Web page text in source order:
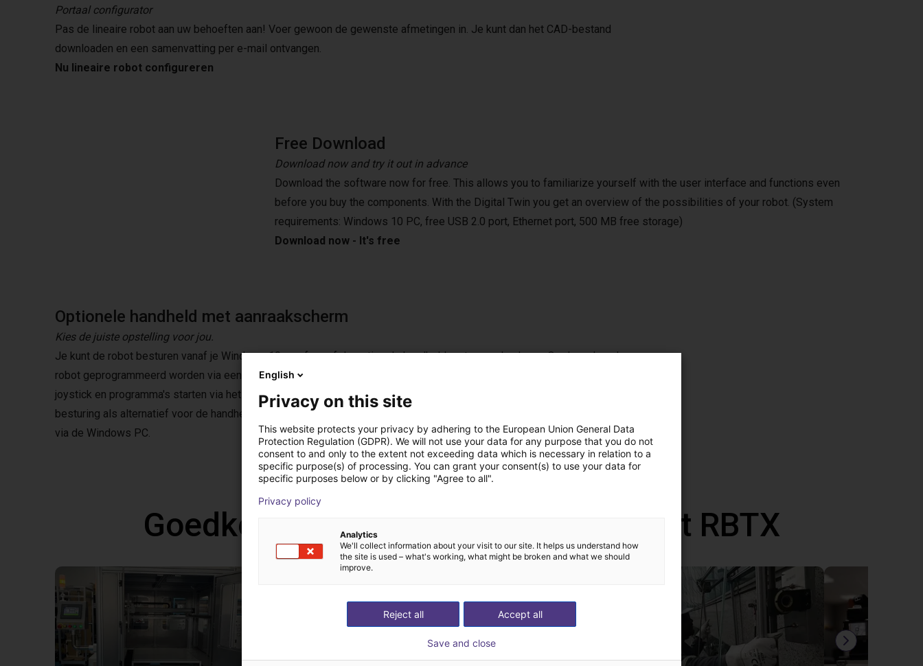
Portaal configurator
Pas de lineaire robot aan uw behoeften aan! Voer gewoon de gewenste afmetingen in. Je kunt dan het CAD-bestand
downloaden en een samenvatting per e-mail ontvangen.
Nu lineaire robot configureren
Free Download
Download now and try it out in advance
Download the software now for free. This allows you to familiarize yourself with the user interface and functions even
before you buy the components. With the Digital Twin you get an overview of the possibilities of your robot. (System
requirements: Windows 10 PC, free USB 2.0 port, Ethernet port, 500 MB free storage)
Download now - It's free
Optionele handheld met aanraakscherm
Kies de juiste opstelling voor jou.
Je kunt de robot besturen vanaf je Windows 10 pc of vanaf de optionele handheld met aanraakscherm. Op de pc kan de
robot geprogrammeerd worden via een grafische gebruikersinterface. Met de handheld kun je de robot besturen met een
joystick en programma's starten via het touchscreen. Daarnaast kun je ook een gamepad aansluiten op je Windows PC voor
besturing als alternatief voor de handheld. Met deze handheld werkt de robot autonoom zonder computer na programmering
via de Windows PC.
Goedkope oplossingen gebouwd met RBTX
English
Privacy on this site
This website protects your privacy by adhering to the European Union General Data
Protection Regulation (GDPR). We will not use your data for any purpose that you do not
consent to and only to the extent not exceeding data which is necessary in relation to a
specific purpose(s) of processing. You can grant your consent(s) to use your data for
specific purposes below or by clicking "Agree to all".
Privacy policy
Analytics
We'll collect information about your visit to our site. It helps us understand how
the site is used – what's working, what might be broken and what we should
improve.
Accept all
Reject all
Save and close